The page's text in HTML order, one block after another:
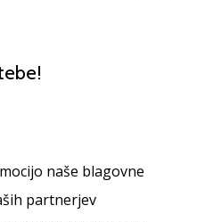
naše blagovne
partnerjev